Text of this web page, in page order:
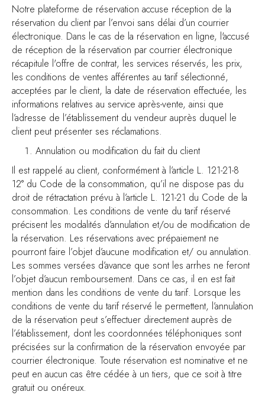
Notre plateforme de réservation accuse réception de la
réservation du client par l’envoi sans délai d’un courrier
électronique. Dans le cas de la réservation en ligne, l'accusé
de réception de la réservation par courrier électronique
récapitule l'offre de contrat, les services réservés, les prix,
les conditions de ventes afférentes au tarif sélectionné,
acceptées par le client, la date de réservation effectuée, les
informations relatives au service après-vente, ainsi que
l’adresse de l’établissement du vendeur auprès duquel le
client peut présenter ses réclamations.
Annulation ou modification du fait du client
Il est rappelé au client, conformément à l’article L. 121-21-8
12° du Code de la consommation, qu’il ne dispose pas du
droit de rétractation prévu à l’article L. 121-21 du Code de la
consommation. Les conditions de vente du tarif réservé
précisent les modalités d’annulation et/ou de modification de
la réservation. Les réservations avec prépaiement ne
pourront faire l’objet d’aucune modification et/ ou annulation.
Les sommes versées d’avance que sont les arrhes ne feront
l’objet d’aucun remboursement. Dans ce cas, il en est fait
mention dans les conditions de vente du tarif. Lorsque les
conditions de vente du tarif réservé le permettent, l’annulation
de la réservation peut s’effectuer directement auprès de
l’établissement, dont les coordonnées téléphoniques sont
précisées sur la confirmation de la réservation envoyée par
courrier électronique. Toute réservation est nominative et ne
peut en aucun cas être cédée à un tiers, que ce soit à titre
gratuit ou onéreux.